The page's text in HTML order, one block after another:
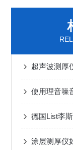
超声波测厚
使用理音噪
涂层测厚仪